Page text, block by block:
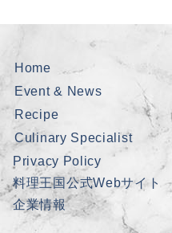
Home
Event & News
Recipe
Culinary Specialist
Privacy Policy
料理王国公式Webサイト
企業情報